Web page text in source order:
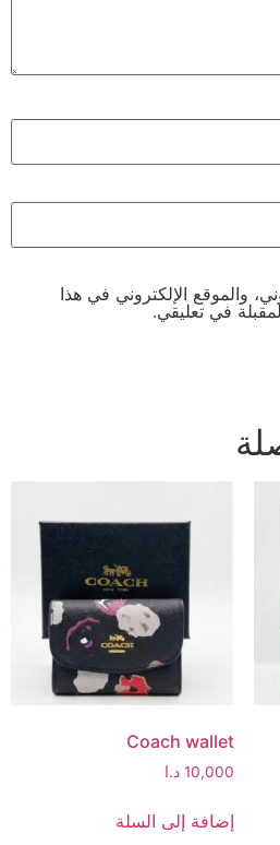
والموقع الإلكتروني في هذا
في تعليقي.
Coach wallet
10,000 د.ا
إضافة إلى السلة